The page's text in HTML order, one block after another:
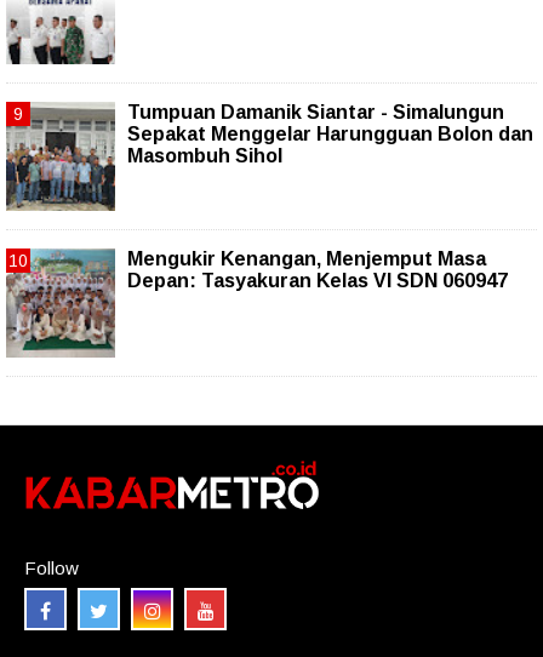
Tumpuan Damanik Siantar - Simalungun
Sepakat Menggelar Harungguan Bolon dan
Masombuh Sihol
Mengukir Kenangan, Menjemput Masa
Depan: Tasyakuran Kelas VI SDN 060947
Follow